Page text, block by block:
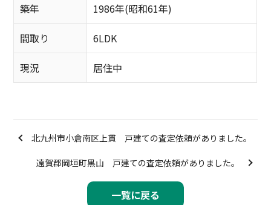
築年 1986年(昭和61年)
間取り 6LDK
現況 居住中
北九州市小倉南区上貫 戸建ての査定依頼がありました。
一覧に戻る
遠賀郡岡垣町黒山 戸建ての査定依頼がありました。